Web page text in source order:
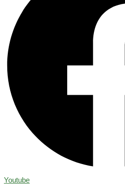
Youtube